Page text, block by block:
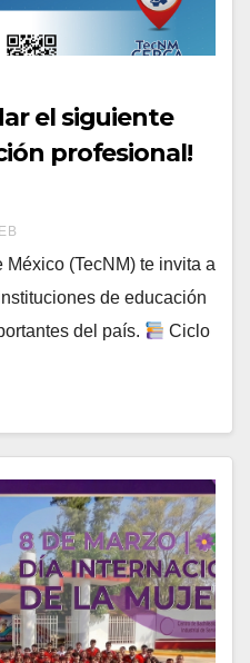
el siguiente
profesional!
(TecNM) te invita a
de educación
del país.
Ciclo